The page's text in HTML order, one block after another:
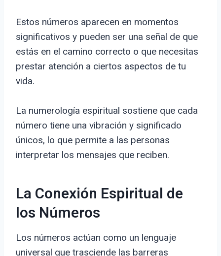
Estos números aparecen en momentos
significativos y pueden ser una señal de que
estás en el camino correcto o que necesitas
prestar atención a ciertos aspectos de tu
vida.
La numerología espiritual sostiene que cada
número tiene una vibración y significado
únicos, lo que permite a las personas
interpretar los mensajes que reciben.
La Conexión Espiritual de
los Números
Los números actúan como un lenguaje
universal que trasciende las barreras